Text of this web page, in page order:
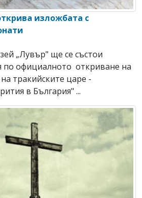
изложбата с
„Лувър" ще се състои
по официалното откриване на
тракийските царе -
в България" ...